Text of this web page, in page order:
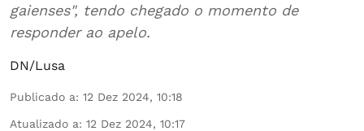
gaienses", tendo chegado o momento de
responder ao apelo.
DN/Lusa
Publicado a: 12 Dez 2024, 10:18
Atualizado a: 12 Dez 2024, 10:17